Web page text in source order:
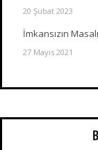
20 Şubat 2023
İmkansızın
27 Mayıs 2021